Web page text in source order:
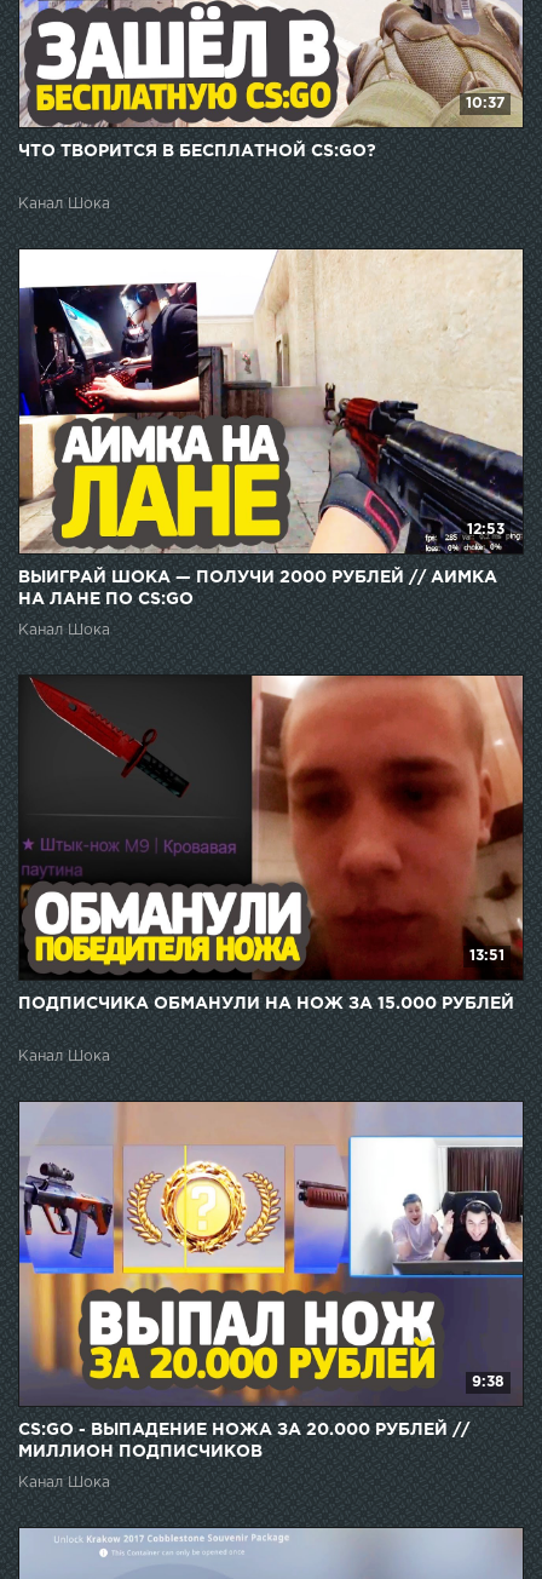
10:37
ЧТО ТВОРИТСЯ В БЕСПЛАТНОЙ CS:GO?
Канал Шока
12:53
ВЫИГРАЙ ШОКА — ПОЛУЧИ 2000 РУБЛЕЙ // АИМКА
НА ЛАНЕ ПО CS:GO
Канал Шока
13:51
ПОДПИСЧИКА ОБМАНУЛИ НА НОЖ ЗА 15.000 РУБЛЕЙ
Канал Шока
9:38
CS:GO - ВЫПАДЕНИЕ НОЖА ЗА 20.000 РУБЛЕЙ //
МИЛЛИОН ПОДПИСЧИКОВ
Канал Шока